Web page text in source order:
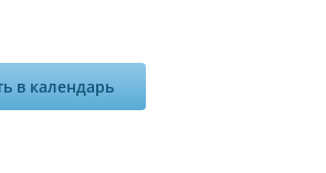
в календарь